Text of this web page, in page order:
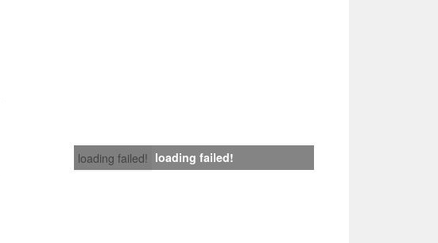
loading failed! loading failed!